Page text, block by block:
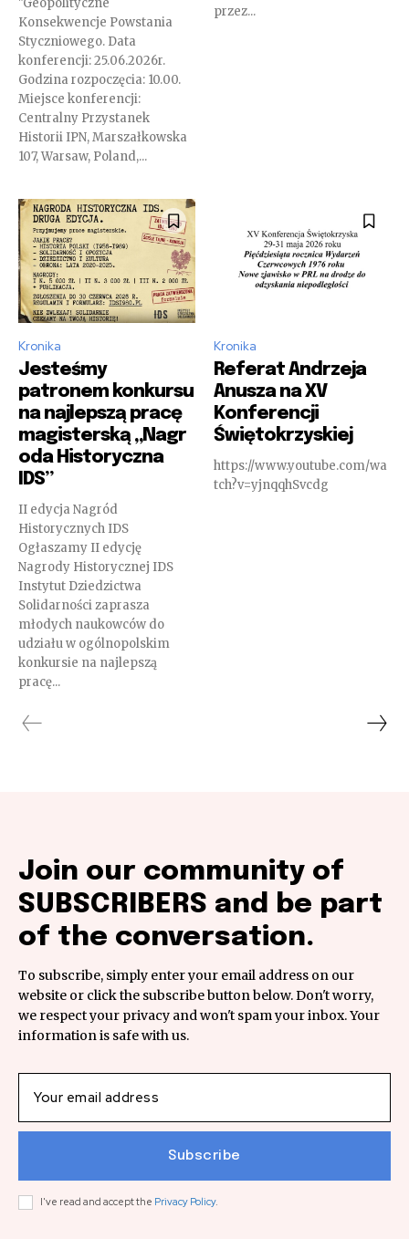
"Geopolityczne
Konsekwencje Powstania
Styczniowego. Data
konferencji: 25.06.2026r.
Godzina rozpoczęcia: 10.00.
Miejsce konferencji:
Centralny Przystanek
Historii IPN, Marszałkowska
107, Warsaw, Poland,...
przez...
Kronika
Jesteśmy
patronem konkursu
na najlepszą pracę
magisterską „Nagr
oda Historyczna
IDS”
II edycja Nagród
Historycznych IDS
Ogłaszamy II edycję
Nagrody Historycznej IDS
Instytut Dziedzictwa
Solidarności zaprasza
młodych naukowców do
udziału w ogólnopolskim
konkursie na najlepszą
pracę...
Kronika
Referat Andrzeja
Anusza na XV
Konferencji
Świętokrzyskiej
https://www.youtube.com/wa
tch?v=yjnqqhSvcdg
Join our community of
SUBSCRIBERS and be part
of the conversation.
To subscribe, simply enter your email address on our
website or click the subscribe button below. Don't worry,
we respect your privacy and won't spam your inbox. Your
information is safe with us.
Subscribe
I've read and accept the Privacy Policy.